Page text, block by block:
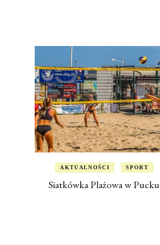
AKTUALNOŚCI SPORT
Siatkówka Plażowa w Pucku